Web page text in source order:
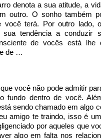
denota a sua atitude, a
outro. O sonho também
você terá. Por outro lado,
tendência a conduzir
de vocês está lhe
de …
você não pode admitir
fundo dentro de você.
sendo chamado em algo
amigo te traindo, isso é
por aqueles que
algo em falta nos